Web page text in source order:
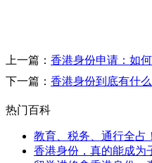
上一篇： 香港身份申请：如
下一篇： 香港身份到底有什
热门百科
教育、税务、通行全占
香港身份，真的能成为